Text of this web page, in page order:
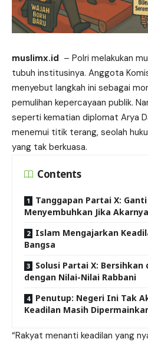
muslimx.id – Polri melakukan
tubuh institusinya. Anggota
menyebut langkah ini sebagai
pemulihan kepercayaan publik.
seperti kematian diplomat Arya
menemui titik terang, seolah
yang tak berkuasa.
Contents
Tanggapan Partai X:
Menyembuhkan Jika
Islam Mengajarkan
Bangsa
Solusi Partai X: Bersihkan
dengan Nilai-Nilai Rabbani
Penutup: Negeri Ini Tak
Keadilan Masih
“Rakyat menanti keadilan yang